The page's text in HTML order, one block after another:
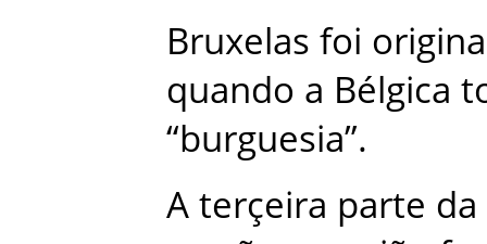
Bruxelas foi
quando a Bélgica
“burguesia”.
A terçeira parte da